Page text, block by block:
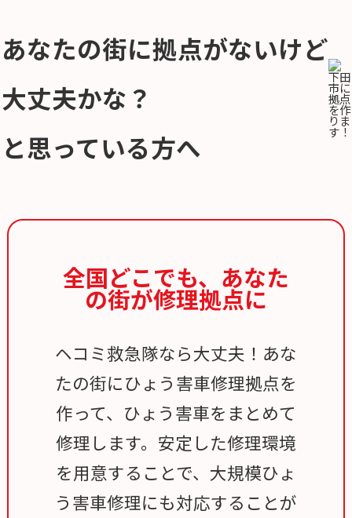
あなたの街に拠点がないけど
大丈夫かな？
と思っている方へ
全国どこでも、 あなた
の街が修理拠点に
ヘコミ救急隊なら大丈夫！あな
たの街にひょう害車修理拠点を
作って、ひょう害車をまとめて
修理します。安定した修理環境
を用意することで、大規模ひょ
う害車修理にも対応することが